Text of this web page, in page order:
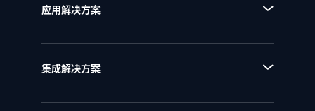
■ BPE流程引擎
■ 流程资产管理
■ 流程运行和自动化
应用解决方案
■ IPD研发项目管理
集成解决方案